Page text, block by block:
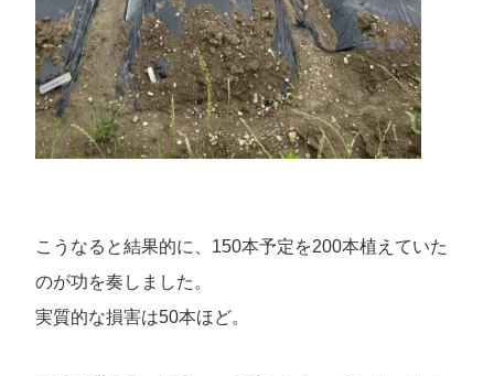
こうなると結果的に、150本予定を200本植えていた
のが功を奏しました。
実質的な損害は50本ほど。